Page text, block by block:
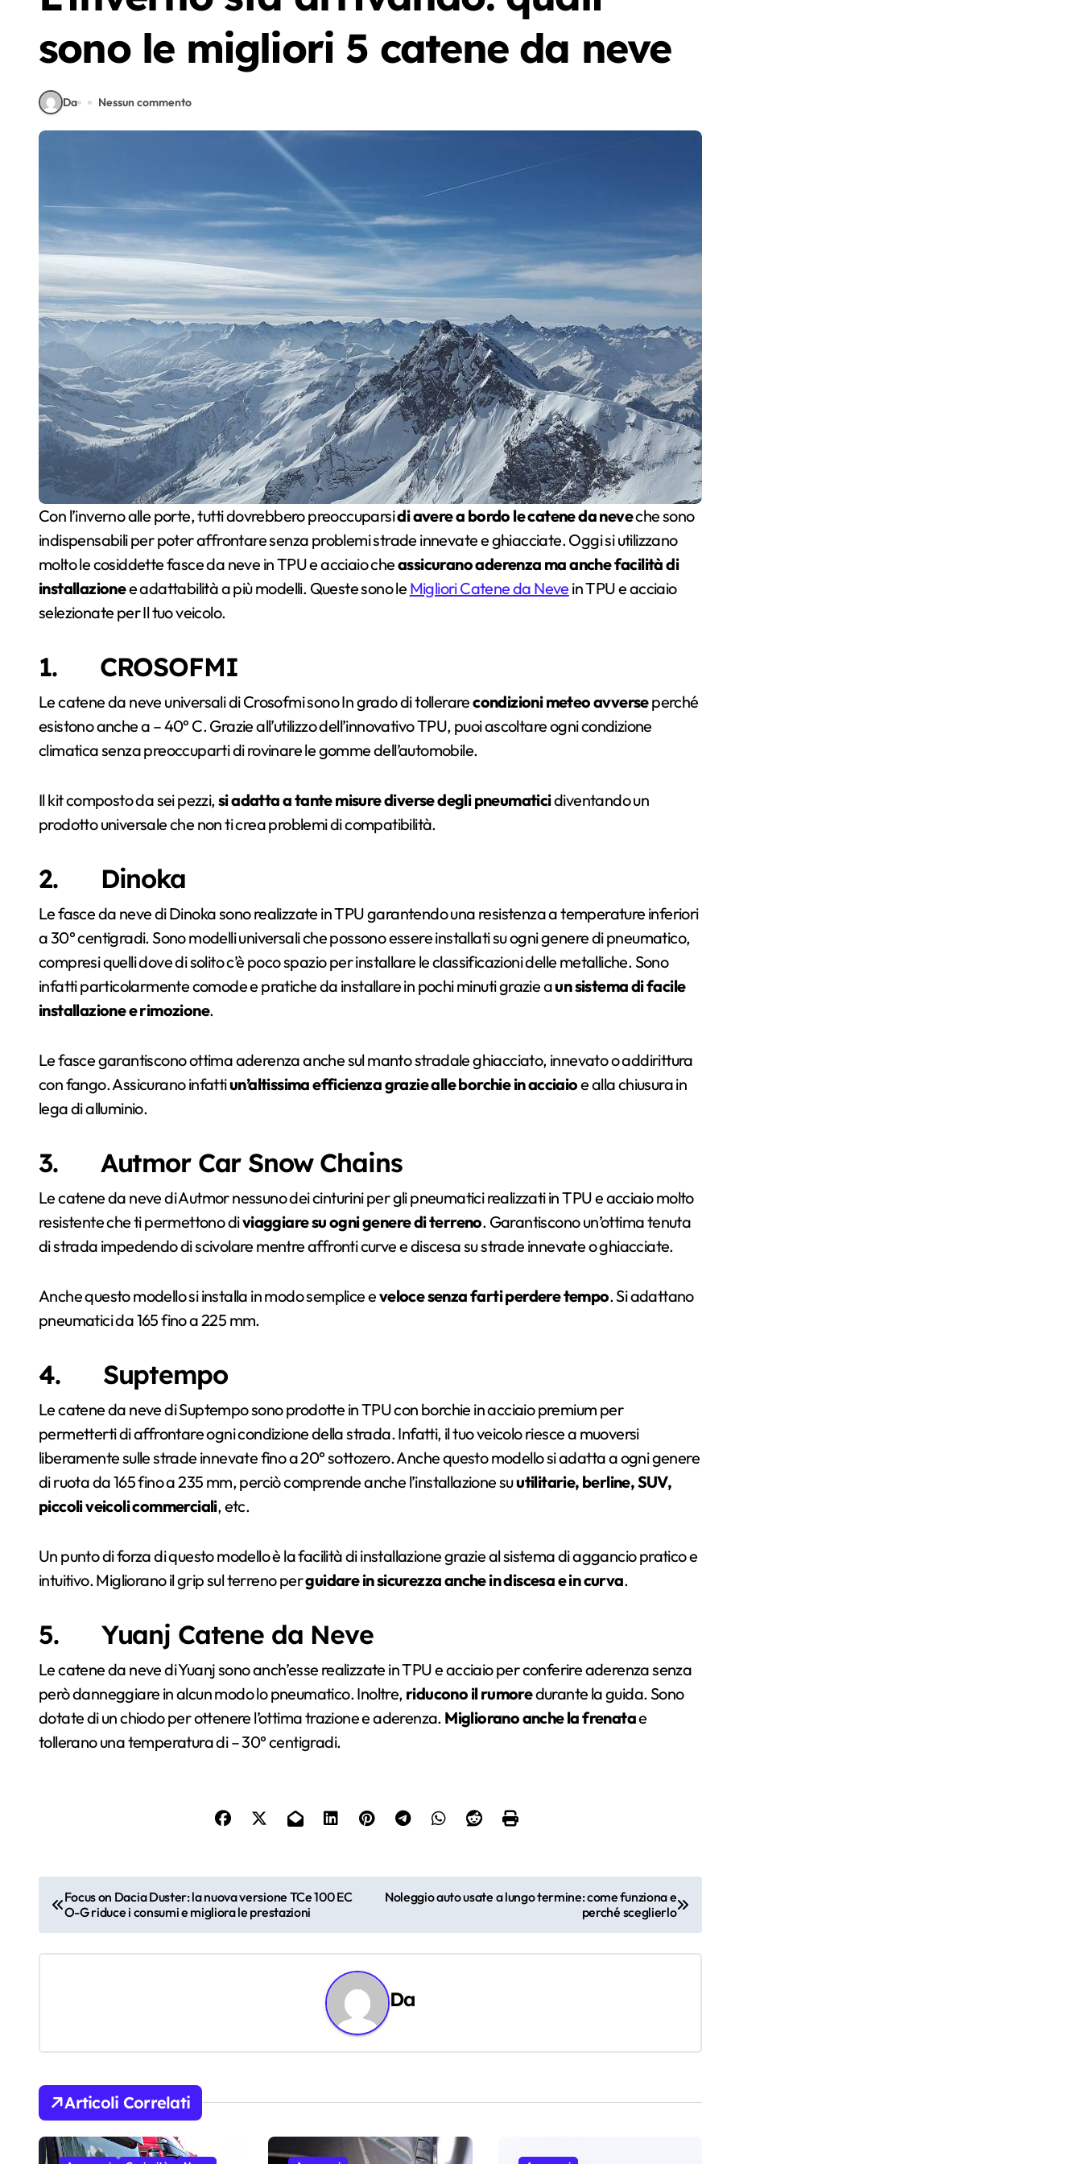
sono le migliori 5 catene da neve
Da Nessun commento
Con l’inverno alle porte, tutti dovrebbero preoccuparsidi avere a bordo le catene da neveche sono
indispensabili per poter affrontare senza problemi strade innevate e ghiacciate. Oggi si utilizzano
molto le cosiddette fasce da neve in TPU e acciaio cheassicurano aderenza ma anche facilità di
installazionee adattabilità a più modelli. Queste sono le Migliori Catene da Neve in TPU e acciaio
selezionate per Il tuo veicolo.
1. CROSOFMI
Le catene da neve universali di Crosofmi sono In grado di tollerarecondizioni meteo avverseperché
esistono anche a – 40° C. Grazie all’utilizzo dell’innovativo TPU, puoi ascoltare ogni condizione
climatica senza preoccuparti di rovinare le gomme dell’automobile.
Il kit composto da sei pezzi,si adatta a tante misure diverse degli pneumaticidiventando un
prodotto universale che non ti crea problemi di compatibilità.
2. Dinoka
Le fasce da neve di Dinoka sono realizzate in TPU garantendo una resistenza a temperature inferiori
a 30° centigradi. Sono modelli universali che possono essere installati su ogni genere di pneumatico,
compresi quelli dove di solito c’è poco spazio per installare le classificazioni delle metalliche. Sono
infatti particolarmente comode e pratiche da installare in pochi minuti grazie aun sistema di facile
installazione e rimozione.
Le fasce garantiscono ottima aderenza anche sul manto stradale ghiacciato, innevato o addirittura
con fango. Assicurano infattiun’altissima efficienza grazie alle borchie in acciaioe alla chiusura in
lega di alluminio.
3. Autmor Car Snow Chains
Le catene da neve di Autmor nessuno dei cinturini per gli pneumatici realizzati in TPU e acciaio molto
resistente che ti permettono diviaggiare su ogni genere di terreno. Garantiscono un’ottima tenuta
di strada impedendo di scivolare mentre affronti curve e discesa su strade innevate o ghiacciate.
Anche questo modello si installa in modo semplice eveloce senza farti perdere tempo. Si adattano
pneumatici da 165 fino a 225 mm.
4. Suptempo
Le catene da neve di Suptempo sono prodotte in TPU con borchie in acciaio premium per
permetterti di affrontare ogni condizione della strada. Infatti, il tuo veicolo riesce a muoversi
liberamente sulle strade innevate fino a 20° sottozero. Anche questo modello si adatta a ogni genere
di ruota da 165 fino a 235 mm, perciò comprende anche l’installazione suutilitarie, berline, SUV,
piccoli veicoli commerciali, etc.
Un punto di forza di questo modello è la facilità di installazione grazie al sistema di aggancio pratico e
intuitivo. Migliorano il grip sul terreno perguidare in sicurezza anche in discesa e in curva.
5. Yuanj Catene da Neve
Le catene da neve di Yuanj sono anch’esse realizzate in TPU e acciaio per conferire aderenza senza
però danneggiare in alcun modo lo pneumatico. Inoltre, riducono il rumoredurante la guida. Sono
dotate di un chiodo per ottenere l’ottima trazione e aderenza. Migliorano anche la frenatae
tollerano una temperatura di – 30° centigradi.
N
a
v
a
z
i
o
Focus on Dacia Duster: la nuova versione TCe 100 EC
O-G riduce i consumi e migliora le prestazioni
Noleggio auto usate a lungo termine: come funziona e
perché sceglierlo
Da
Articoli Correlati